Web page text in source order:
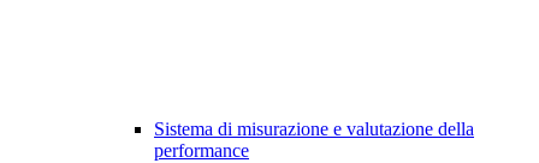
Sistema di misurazione e valutazione della
performance